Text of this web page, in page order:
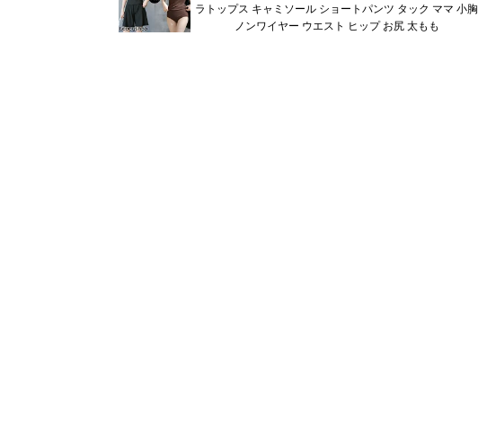
ラトップス キャミソール ショートパンツ タック ママ 小胸
ノンワイヤー ウエスト ヒップ お尻 太もも